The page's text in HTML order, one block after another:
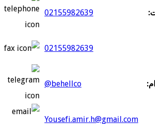
02155982639
02155982639
@behellco
Yousefi.amir.h@gmail.com